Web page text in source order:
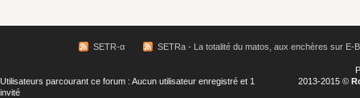
SETR-α SETRa - La totalité du matos, aux enchères sur E-
Utilisateurs parcourant ce forum : Aucun utilisateur enregistré et 1
invité
2013-2015 ©